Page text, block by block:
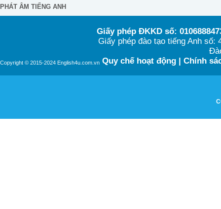
PHÁT ÂM TIẾNG ANH
Copyright © 2015-2024 English4u.com.vn
Giấy phép ĐKKD số:
Giấy phép đào tạo tiếng Anh
Quy chế hoạt động| Chính